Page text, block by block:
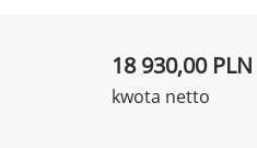
18 930,00 PLN
kwota netto